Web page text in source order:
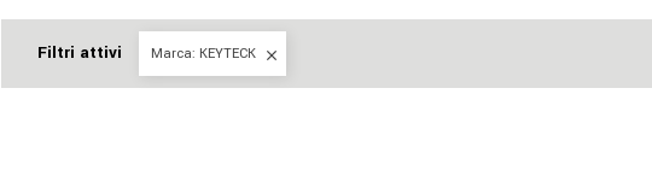
Filtri attivi Marca: KEYTECK 